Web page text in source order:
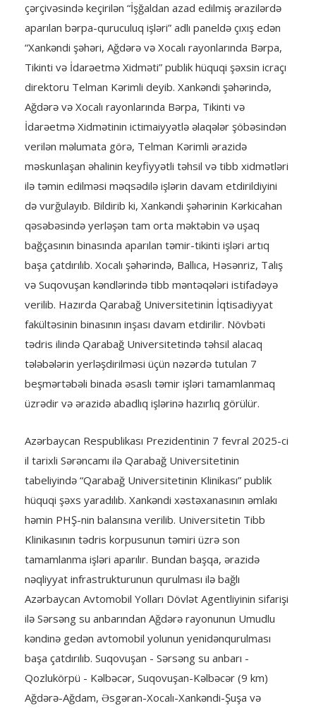
çərçivəsində keçirilən “İşğaldan azad edilmiş ərazilərdə
aparılan bərpa-quruculuq işləri” adlı paneldə çıxış edən
“Xankəndi şəhəri, Ağdərə və Xocalı rayonlarında Bərpa,
Tikinti və İdarəetmə Xidməti” publik hüquqi şəxsin icraçı
direktoru Telman Kərimli deyib. Xankəndi şəhərində,
Ağdərə və Xocalı rayonlarında Bərpa, Tikinti və
İdarəetmə Xidmətinin ictimaiyyətlə əlaqələr şöbəsindən
verilən məlumata görə, Telman Kərimli ərazidə
məskunlaşan əhalinin keyfiyyətli təhsil və tibb xidmətləri
ilə təmin edilməsi məqsədilə işlərin davam etdirildiyini
də vurğulayıb. Bildirib ki, Xankəndi şəhərinin Kərkicahan
qəsəbəsində yerləşən tam orta məktəbin və uşaq
bağçasının binasında aparılan təmir-tikinti işləri artıq
başa çatdırılıb. Xocalı şəhərində, Ballıca, Həsənriz, Talış
və Suqovuşan kəndlərində tibb məntəqələri istifadəyə
verilib. Hazırda Qarabağ Universitetinin İqtisadiyyat
fakültəsinin binasının inşası davam etdirilir. Növbəti
tədris ilində Qarabağ Universitetində təhsil alacaq
tələbələrin yerləşdirilməsi üçün nəzərdə tutulan 7
beşmərtəbəli binada əsaslı təmir işləri tamamlanmaq
üzrədir və ərazidə abadlıq işlərinə hazırlıq görülür.
Azərbaycan Respublikası Prezidentinin 7 fevral 2025-ci
il tarixli Sərəncamı ilə Qarabağ Universitetinin
tabeliyində “Qarabağ Universitetinin Klinikası” publik
hüquqi şəxs yaradılıb. Xankəndi xəstəxanasının əmlakı
həmin PHŞ-nin balansına verilib. Universitetin Tibb
Klinikasının tədris korpusunun təmiri üzrə son
tamamlanma işləri aparılır. Bundan başqa, ərazidə
nəqliyyat infrastrukturunun qurulması ilə bağlı
Azərbaycan Avtomobil Yolları Dövlət Agentliyinin sifarişi
ilə Sərsəng su anbarından Ağdərə rayonunun Umudlu
kəndinə gedən avtomobil yolunun yenidənqurulması
başa çatdırılıb. Suqovuşan - Sərsəng su anbarı -
Qozlukörpü - Kəlbəcər, Suqovuşan-Kəlbəcər (9 km)
Ağdərə-Ağdam, Əsgəran-Xocalı-Xankəndi-Şuşa və